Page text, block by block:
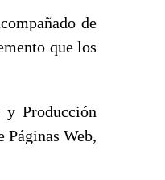
de
que los
Producción
Web,